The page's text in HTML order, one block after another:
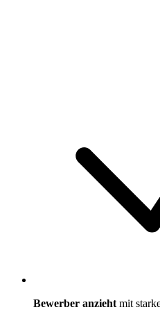
Bewerber anzieht mit